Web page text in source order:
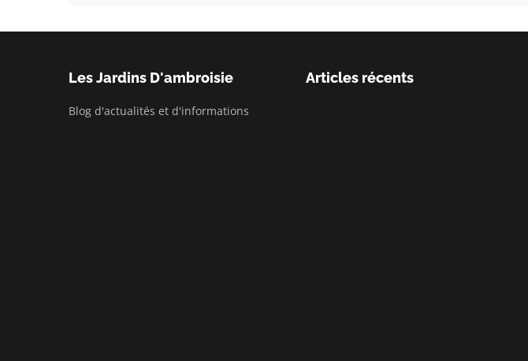
Les Jardins D'ambroisie
Blog d'actualités et d'informations
Articles récents